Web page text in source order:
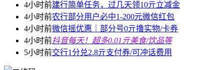
4小时前建行简单任务，过几天领10亓立减金
4小时前农行部分用户必中1-200元微信红包
4小时前微信摇优惠｜部分号0亓撸实物/卡券
4小时前抖音每天！超多0.01亓美食/饮品等
5小时前交行1分兑2.8亓支付券/可冲话费用